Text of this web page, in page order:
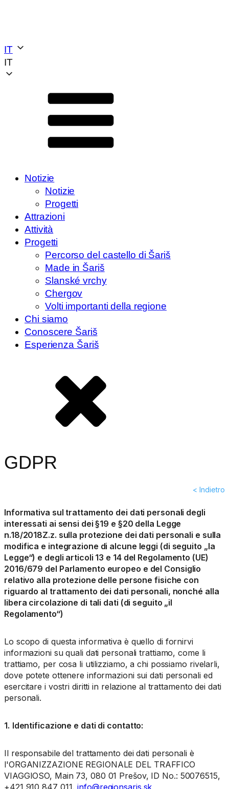
IT
IT
Notizie
Notizie
Progetti
Attrazioni
Attività
Progetti
Percorso del castello di Šariš
Made in Šariš
Slanské vrchy
Chergov
Volti importanti della regione
Chi siamo
Conoscere Šariš
Esperienza Šariš
GDPR
< Indietro
Informativa sul trattamento dei dati personali degli
interessati ai sensi dei §19 e §20 della Legge
n.18/2018Z.z. sulla protezione dei dati personali e sulla
modifica e integrazione di alcune leggi (di seguito „la
Legge“) e degli articoli 13 e 14 del Regolamento (UE)
2016/679 del Parlamento europeo e del Consiglio
relativo alla protezione delle persone fisiche con
riguardo al trattamento dei dati personali, nonché alla
libera circolazione di tali dati (di seguito „il
Regolamento“)
Lo scopo di questa informativa è quello di fornirvi
informazioni su quali dati personali trattiamo, come li
trattiamo, per cosa li utilizziamo, a chi possiamo rivelarli,
dove potete ottenere informazioni sui dati personali ed
esercitare i vostri diritti in relazione al trattamento dei dati
personali.
1. Identificazione e dati di contatto:
Il responsabile del trattamento dei dati personali è
l'ORGANIZZAZIONE REGIONALE DEL TRAFFICO
VIAGGIOSO, Main 73, 080 01 Prešov, ID No.: 50076515,